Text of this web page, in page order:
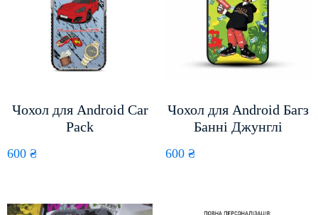
Чохол для Android Car
Pack
600 ₴
Чохол для Android Багз
Банні Джунглі
600 ₴